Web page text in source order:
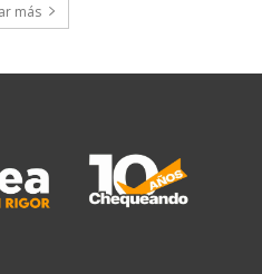
más